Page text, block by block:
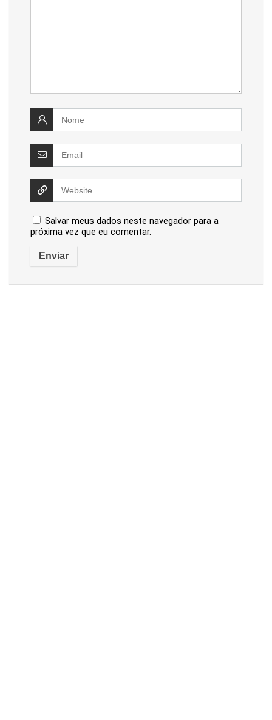
Salvar meus dados neste navegador para a
próxima vez que eu comentar.